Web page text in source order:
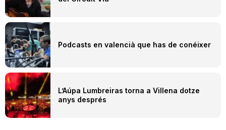
Podcasts en valencià que has de conéixer
L’Aúpa Lumbreiras torna a Villena dotze
anys després